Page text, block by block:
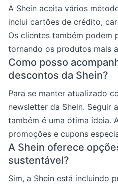
A Shein aceita vários
inclui cartões de crédito,
Os clientes também podem
tornando os produtos mais
Como posso
descontos da Shein?
Para se manter atualizado
newsletter da Shein. Seguir
também é uma ótima ideia.
promoções e cupons
A Shein oferece
sustentável?
Sim, a Shein está incluindo